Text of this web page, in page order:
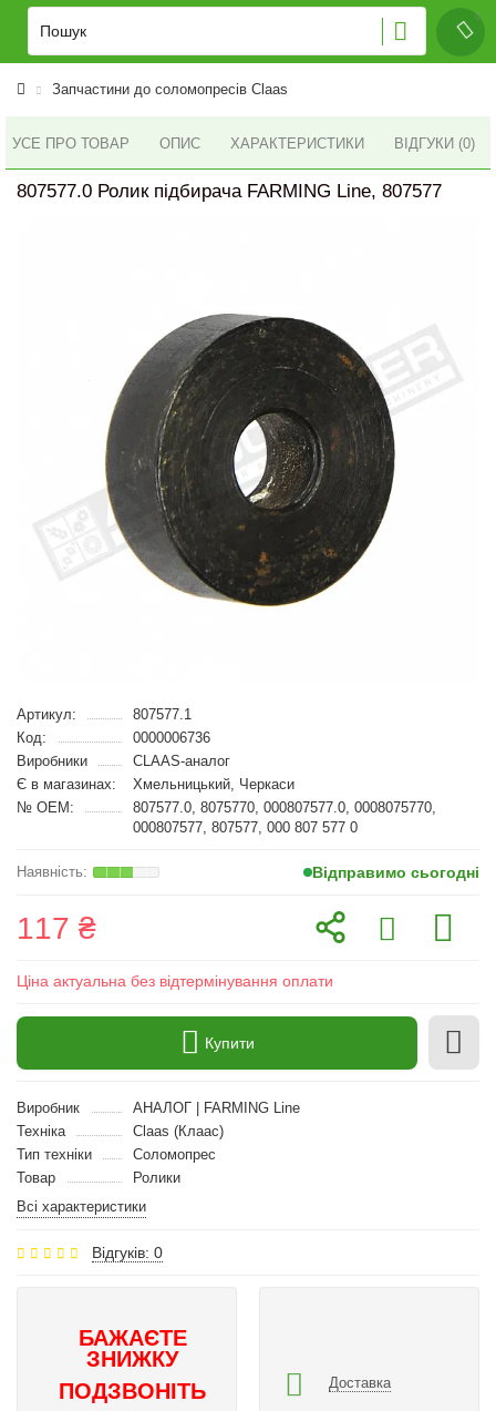
Запчастини до соломопресів Claas
УСЕ ПРО ТОВАР ОПИС ХАРАКТЕРИСТИКИ ВІДГУКИ (0)
807577.0 Ролик підбирача FARMING Line, 807577
Артикул:
807577.1
Код:
0000006736
Виробники
CLAAS-аналог
Є в магазинах:
Хмельницький, Черкаси
№ OEM:
807577.0, 8075770, 000807577.0, 0008075770,
000807577, 807577, 000 807 577 0
Відправимо сьогодні
117 ₴
Ціна актуальна без відтермінування оплати
Купити
Виробник
АНАЛОГ | FARMING Line
Техніка
Claas (Клаас)
Тип техніки
Соломопрес
Товар
Ролики
Всі характеристики
Відгуків: 0
БАЖАЄТЕ
ЗНИЖКУ
ПОДЗВОНІТЬ
Доставка